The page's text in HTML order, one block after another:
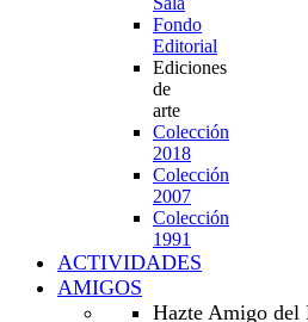
Fondo
Editorial
Ediciones
de
arte
Colección
2018
Colección
2007
Colección
1991
ACTIVIDADES
AMIGOS
Hazte Amigo del